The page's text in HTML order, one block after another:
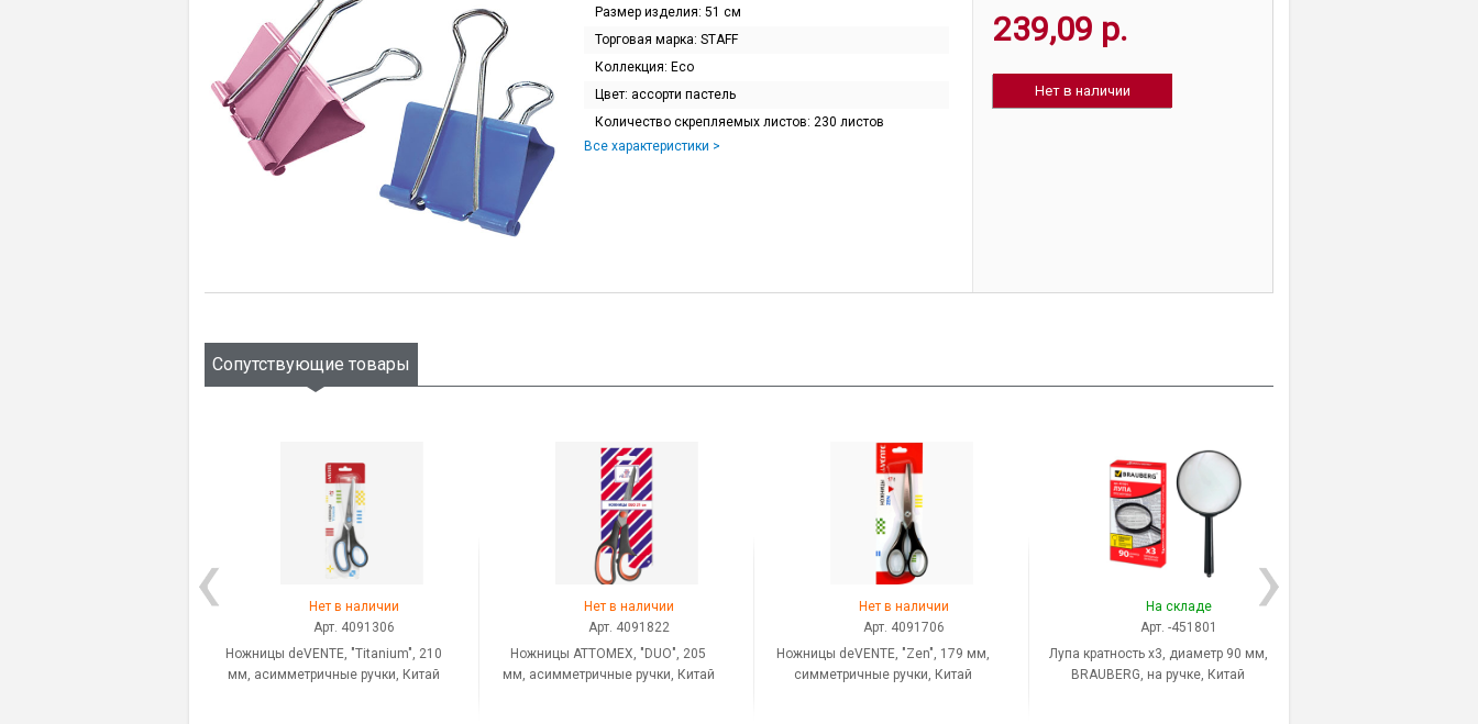
Размер изделия: 51 см
Торговая марка: STAFF
Коллекция: Eco
Цвет: ассорти пастель
Количество скрепляемых листов: 230 листов
Все характеристики >
239,09 р.
Нет в наличии
Сопутствующие товары
Нет в наличии
Арт. 4091306
Ножницы deVENTE, "Titanium", 210
мм, асимметричные ручки, Китай
Нет в наличии
Арт. 4091822
Ножницы ATTOMEX, "DUO", 205
мм, асимметричные ручки, Китай
Нет в наличии
Арт. 4091706
Ножницы deVENTE, "Zen", 179 мм,
симметричные ручки, Китай
На складе
Арт. -451801
Лупа кратность х3, диаметр 90 мм,
BRAUBERG, на ручке, Китай